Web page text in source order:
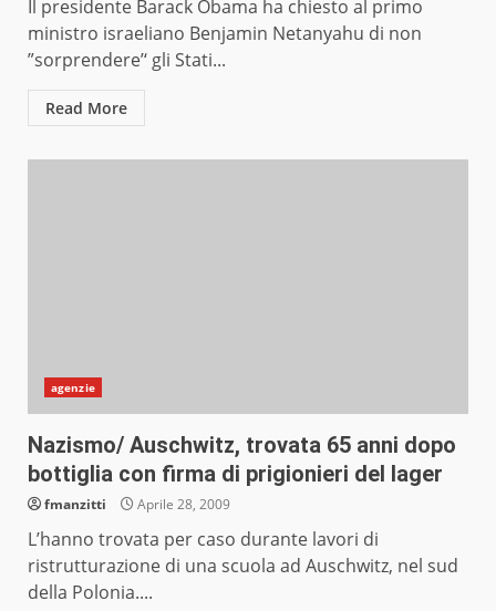
Il presidente Barack Obama ha chiesto al primo
ministro israeliano Benjamin Netanyahu di non
”sorprendere’‘ gli Stati...
Read More
agenzie
Nazismo/ Auschwitz, trovata 65 anni dopo
bottiglia con firma di prigionieri del lager
fmanzitti Aprile 28, 2009
L’hanno trovata per caso durante lavori di
ristrutturazione di una scuola ad Auschwitz, nel sud
della Polonia....